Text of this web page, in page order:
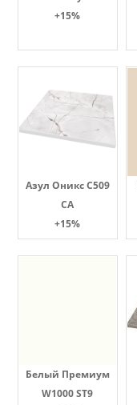
+15%
Азул Оникс С509
СА
+15%
Белый Премиум
W1000 ST9